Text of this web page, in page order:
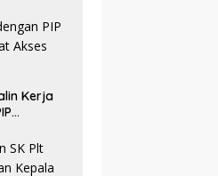
Kerja
dan